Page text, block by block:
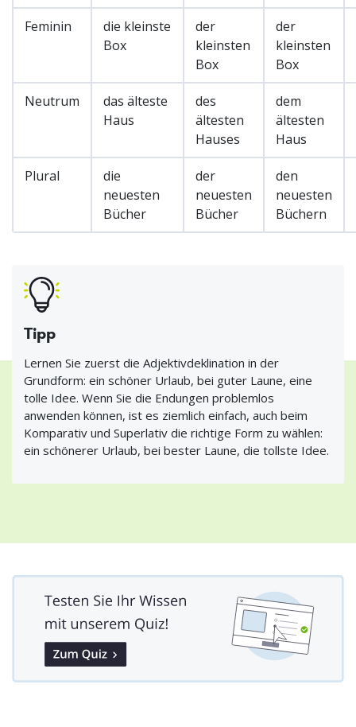
Feminin
die kleinste
Box
der
kleinsten
Box
der
kleinsten
Box
Neutrum
das älteste
Haus
des
ältesten
Hauses
dem
ältesten
Haus
Plural
die
neuesten
Bücher
der
neuesten
Bücher
den
neuesten
Büchern
Tipp
Lernen Sie zuerst die Adjektivdeklination in der
Grundform: ein schöner Urlaub, bei guter Laune, eine
tolle Idee. Wenn Sie die Endungen problemlos
anwenden können, ist es ziemlich einfach, auch beim
Komparativ und Superlativ die richtige Form zu wählen:
ein schönerer Urlaub, bei bester Laune, die tollste Idee.